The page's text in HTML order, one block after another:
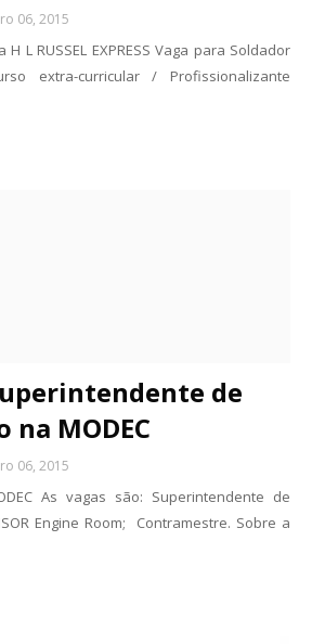
06, 2015
L RUSSEL EXPRESS Vaga para Soldador
extra-curricular / Profissionalizante
de
MODEC
06, 2015
As vagas são: Superintendente de
Engine Room; Contramestre. Sobre a